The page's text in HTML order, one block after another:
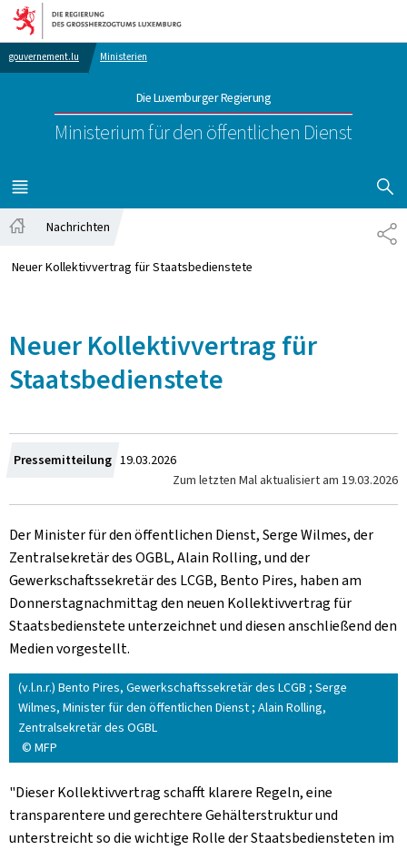
Zur Hauptnavigation
Zum Inhalt
gouvernement.lu Ministerien
Die Luxemburger Regierung
Ministerium für den öffentlichen Dienst
MENÜ
HAUPT-
Nachrichten
Neuer Kollektivvertrag für Staatsbedienstete
Neuer Kollektivvertrag für
Staatsbedienstete
Pressemitteilung Zum
19.03.2026
Zum letzten Mal aktualisiert am 19.03.2026
Der Minister für den öffentlichen Dienst, Serge Wilmes, der
Zentralsekretär des OGBL, Alain Rolling, und der
Gewerkschaftssekretär des LCGB, Bento Pires, haben am
Donnerstagnachmittag den neuen Kollektivvertrag für
Staatsbedienstete unterzeichnet und diesen anschließend den
Medien vorgestellt.
(v.l.n.r.) Bento Pires, Gewerkschaftssekretär des LCGB ; Serge
Wilmes, Minister für den öffentlichen Dienst ; Alain Rolling,
Zentralsekretär des OGBL
© MFP
"Dieser Kollektivvertrag schafft klarere Regeln, eine
transparentere und gerechtere Gehälterstruktur und
unterstreicht so die wichtige Rolle der Staatsbediensteten im